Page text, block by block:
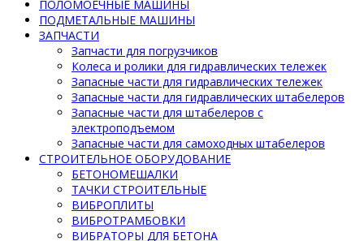
ПОЛОМОЕЧНЫЕ МАШИНЫ
ПОДМЕТАЛЬНЫЕ МАШИНЫ
ЗАПЧАСТИ
Запчасти для погрузчиков
Колеса и ролики для гидравлических тележек
Запасные части для гидравлических тележек
Запасные части для гидравлических штабелеров
Запасные части для штабелеров с
электроподъемом
Запасные части для самоходных штабелеров
СТРОИТЕЛЬНОЕ ОБОРУДОВАНИЕ
БЕТОНОМЕШАЛКИ
ТАЧКИ СТРОИТЕЛЬНЫЕ
ВИБРОПЛИТЫ
ВИБРОТРАМБОВКИ
ВИБРАТОРЫ ДЛЯ БЕТОНА